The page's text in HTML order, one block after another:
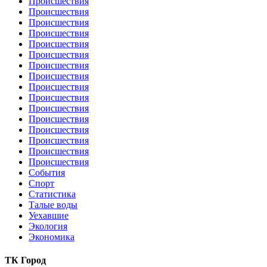
Происшествия
Происшествия
Происшествия
Происшествия
Происшествия
Происшествия
Происшествия
Происшествия
Происшествия
Происшествия
Происшествия
Происшествия
Происшествия
Происшествия
Происшествия
События
Спорт
Статистика
Талые воды
Уехавшие
Экология
Экономика
ТК Город